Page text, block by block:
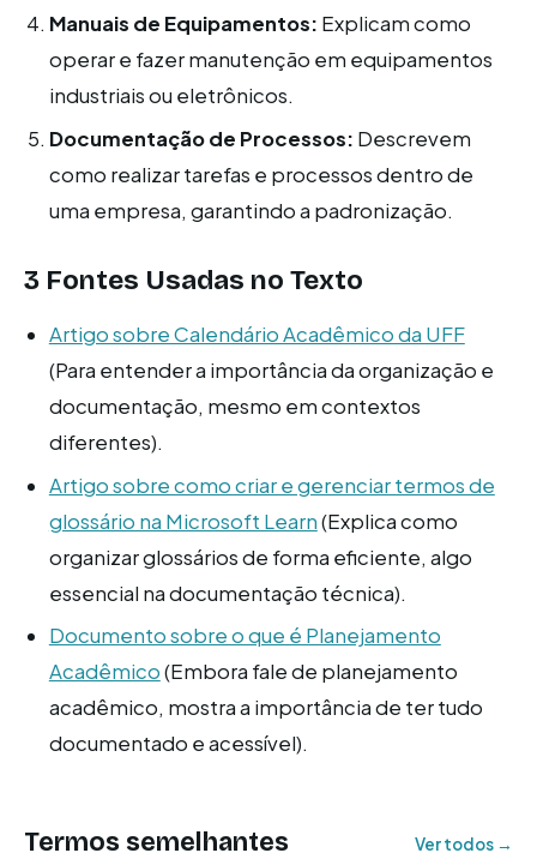
Manuais de Equipamentos: Explicam como
operar e fazer manutenção em equipamentos
industriais ou eletrônicos.
Documentação de Processos: Descrevem
como realizar tarefas e processos dentro de
uma empresa, garantindo a padronização.
3 Fontes Usadas no Texto
Artigo sobre Calendário Acadêmico da UFF
(Para entender a importância da organização e
documentação, mesmo em contextos
diferentes).
Artigo sobre como criar e gerenciar termos de
glossário na Microsoft Learn(Explica como
organizar glossários de forma eficiente, algo
essencial na documentação técnica).
Documento sobre o que é Planejamento
Acadêmico(Embora fale de planejamento
acadêmico, mostra a importância de ter tudo
documentado e acessível).
Termos semelhantes Ver todos →